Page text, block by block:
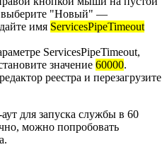
выберите "Новый" —
имя ServicesPipeTimeout
ServicesPipeTimeout,
значение 60000.
реестра и перезагрузите
для запуска службы в 60
можно попробовать